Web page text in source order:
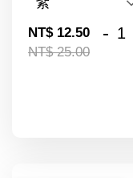
NT$ 12.50
NT$ 25.00
-